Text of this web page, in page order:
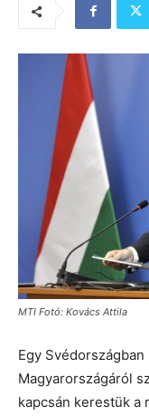
MTI Fotó: Kovács Attila
Egy
Magyarországáról
kapcsán kerestük a